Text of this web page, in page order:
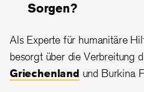
Sorgen?
Als Experte für humanitäre
besorgt über die Verbreitung
Griechenland und Burkina